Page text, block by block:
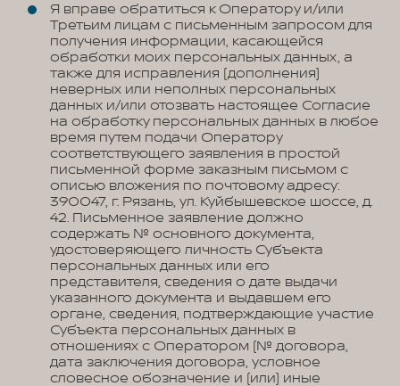
Я вправе обратиться к Оператору и/или
Третьим лицам с письменным запросом для
получения информации, касающейся
обработки моих персональных данных, а
также для исправления (дополнения)
неверных или неполных персональных
данных и/или отозвать настоящее Согласие
на обработку персональных данных в любое
время путем подачи Оператору
соответствующего заявления в простой
письменной форме заказным письмом с
описью вложения по почтовому адресу:
390047, г. Рязань, ул. Куйбышевское шоссе, д.
42. Письменное заявление должно
содержать № основного документа,
удостоверяющего личность Субъекта
персональных данных или его
представителя, сведения о дате выдачи
указанного документа и выдавшем его
органе, сведения, подтверждающие участие
Субъекта персональных данных в
отношениях с Оператором (№ договора,
дата заключения договора, условное
словесное обозначение и (или) иные